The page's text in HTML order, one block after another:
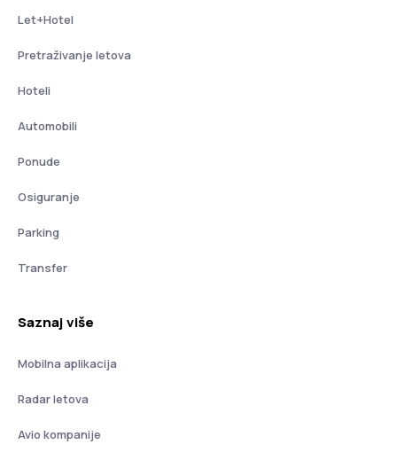
Let+Hotel
Pretraživanje letova
Hoteli
Automobili
Ponude
Osiguranje
Parking
Transfer
Saznaj više
Mobilna aplikacija
Radar letova
Avio kompanije